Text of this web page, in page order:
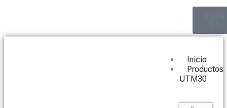
Inicio
Productos
UTM30